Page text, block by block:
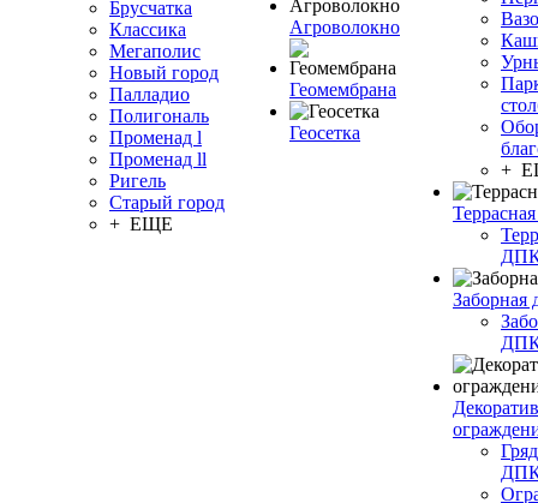
Брусчатка
Классика
Мегаполис
Новый город
Палладио
Полигональ
Променад l
Променад ll
Ригель
Старый город
+ ЕЩЕ
Агроволокно
Геомембрана
Геосетка
+
Заборная